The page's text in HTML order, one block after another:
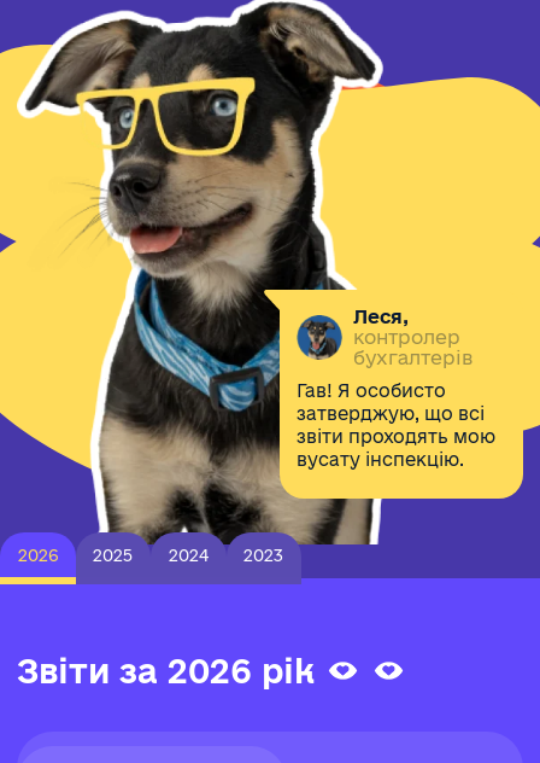
Леся,
контролер
бухгалтерів
Гав! Я особисто
затверджую, що всі
звіти проходять мою
вусату інспекцію.
2026 2025 2024 2023
Звіти за 2026 рік